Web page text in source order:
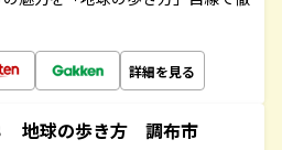
詳細を見る
地球の歩き方 調布市